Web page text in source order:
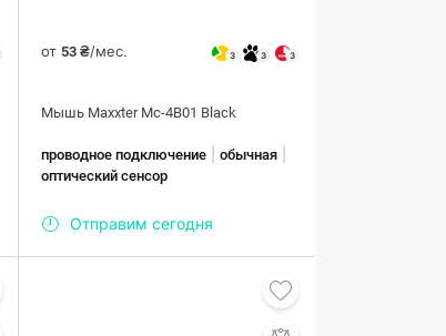
от53 ₴/мес. 3 3 3
Мышь Maxxter Mc-4B01 Black
проводное подключение |обычная
оптический сенсор
Отправим сегодня